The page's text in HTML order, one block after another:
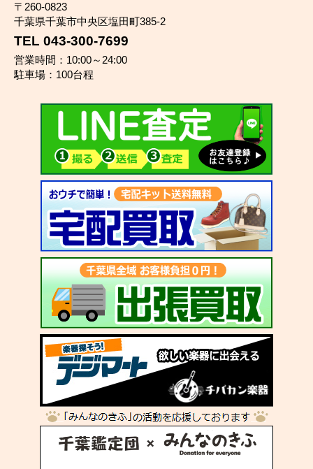
〒260-0823
千葉県千葉市中央区塩田町385-2
TEL 043-300-7699
営業時間：10:00～24:00
駐車場：100台程